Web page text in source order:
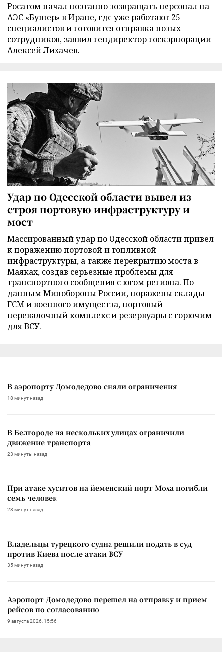
Росатом начал поэтапно возвращать персонал на
АЭС «Бушер» в Иране, где уже работают 25
специалистов и готовится отправка новых
сотрудников, заявил гендиректор госкорпорации
Алексей Лихачев.
Удар по Одесской области вывел из
строя портовую инфраструктуру и
мост
Массированный удар по Одесской области привел
к поражению портовой и топливной
инфраструктуры, а также перекрытию моста в
Маяках, создав серьезные проблемы для
транспортного сообщения с югом региона. По
данным Минобороны России, поражены склады
ГСМ и военного имущества, портовый
перевалочный комплекс и резервуары с горючим
для ВСУ.
В аэропорту Домодедово сняли ограничения
18 минут назад
В Белгороде на нескольких улицах ограничили
движение транспорта
23 минуты назад
При атаке хуситов на йеменский порт Моха погибли
семь человек
28 минут назад
Владельцы турецкого судна решили подать в суд
против Киева после атаки ВСУ
35 минут назад
Аэропорт Домодедово перешел на отправку и прием
рейсов по согласованию
9 августа 2026, 15:56